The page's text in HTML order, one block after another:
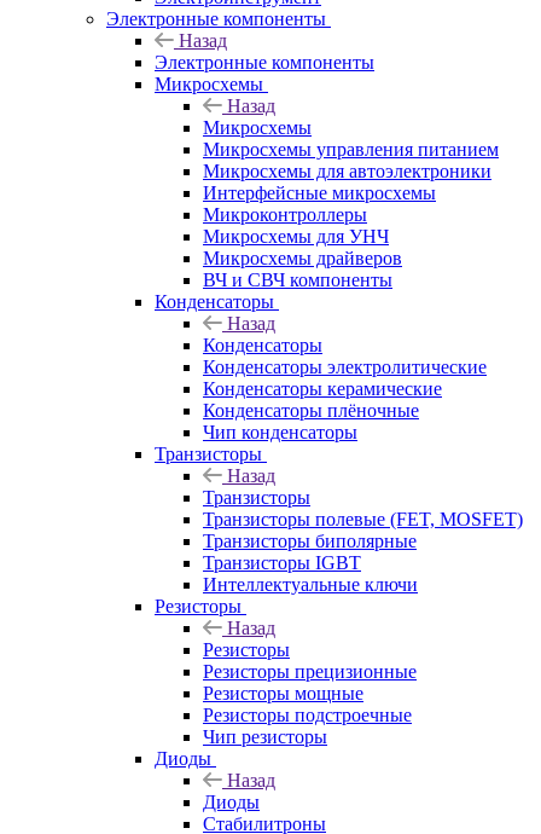
Электронные компоненты
Назад
Электронные компоненты
Микросхемы
Назад
Микросхемы
Микросхемы управления питанием
Микросхемы для автоэлектроники
Интерфейсные микросхемы
Микроконтроллеры
Микросхемы для УНЧ
Микросхемы драйверов
ВЧ и СВЧ компоненты
Конденсаторы
Назад
Конденсаторы
Конденсаторы электролитические
Конденсаторы керамические
Конденсаторы плёночные
Чип конденсаторы
Транзисторы
Назад
Транзисторы
Транзисторы полевые (FET, MOSFET)
Транзисторы биполярные
Транзисторы IGBT
Интеллектуальные ключи
Резисторы
Назад
Резисторы
Резисторы прецизионные
Резисторы мощные
Резисторы подстроечные
Чип резисторы
Диоды
Назад
Диоды
Стабилитроны